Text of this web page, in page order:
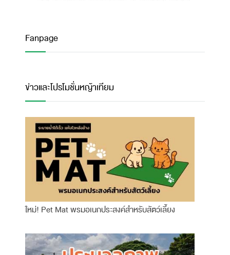
Fanpage
ข่าวและโปรโมชั่นหญ้าเทียม
ใหม่! Pet Mat พรมอเนกประสงค์สำหรับสัตว์เลี้ยง